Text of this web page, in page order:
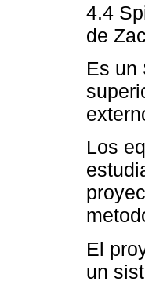
4.4
de
Es un
Los
El
un